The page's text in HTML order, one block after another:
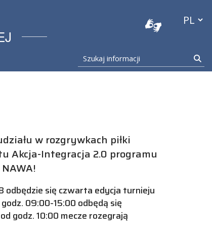
Szukaj informacji
w rozgrywkach piłki
Akcja-Integracja 2.0 programu
się czwarta edycja turnieju
09:00-15:00 odbędą się
godz. 10:00 mecze rozegrają